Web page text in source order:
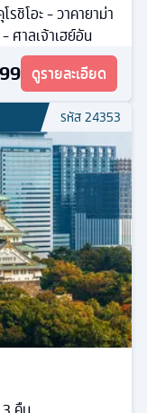
ชิโอะ - วาคายาม่า
ศาลเจ้าเฮย์อัน
ดูรายละเอียด
รหัส24353